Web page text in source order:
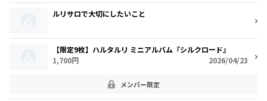
ルリサロで大切にしたいこと
【限定9枚】ハルタルリ ミニアルバム『シルクロード』
1,700円
2026/04/23
メンバー限定